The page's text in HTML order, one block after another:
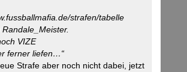
strafen/tabelle
VIZE
ferner liefen…“
Strafe aber noch nicht dabei, jetzt